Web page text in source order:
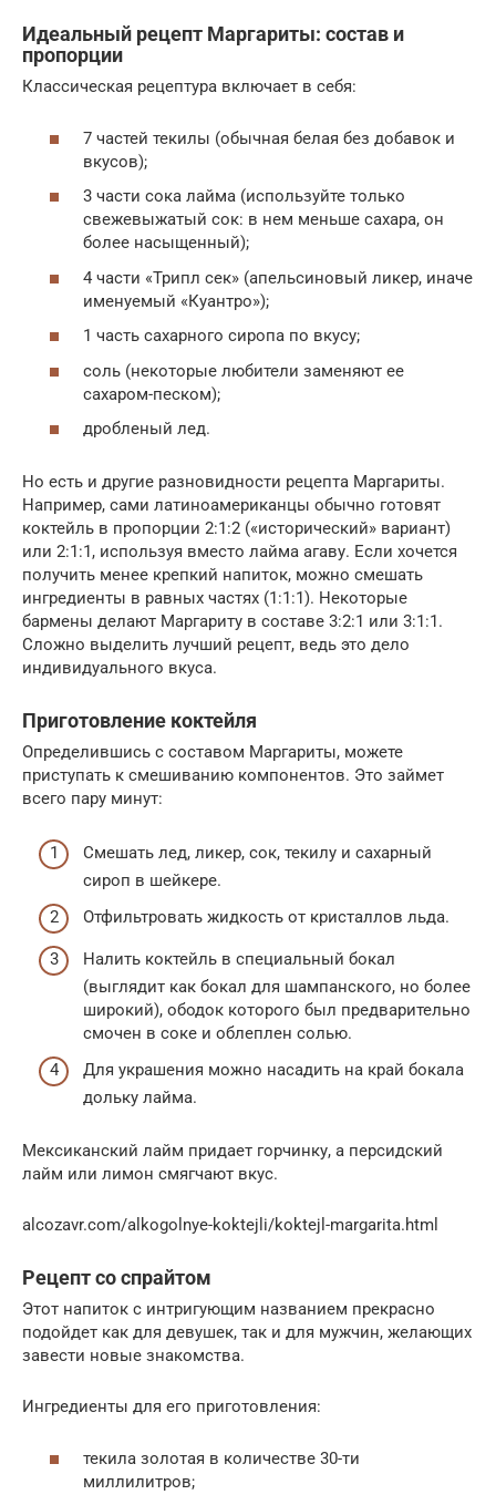
Идеальный рецепт Маргариты: состав и
пропорции
Классическая рецептура включает в себя:
7 частей текилы (обычная белая без добавок и
вкусов);
3 части сока лайма (используйте только
свежевыжатый сок: в нем меньше сахара, он
более насыщенный);
4 части «Трипл сек» (апельсиновый ликер, иначе
именуемый «Куантро»);
1 часть сахарного сиропа по вкусу;
соль (некоторые любители заменяют ее
сахаром-песком);
дробленый лед.
Но есть и другие разновидности рецепта Маргариты.
Например, сами латиноамериканцы обычно готовят
коктейль в пропорции 2:1:2 («исторический» вариант)
или 2:1:1, используя вместо лайма агаву. Если хочется
получить менее крепкий напиток, можно смешать
ингредиенты в равных частях (1:1:1). Некоторые
бармены делают Маргариту в составе 3:2:1 или 3:1:1.
Сложно выделить лучший рецепт, ведь это дело
индивидуального вкуса.
Приготовление коктейля
Определившись с составом Маргариты, можете
приступать к смешиванию компонентов. Это займет
всего пару минут:
Смешать лед, ликер, сок, текилу и сахарный
сироп в шейкере.
Отфильтровать жидкость от кристаллов льда.
Налить коктейль в специальный бокал
(выглядит как бокал для шампанского, но более
широкий), ободок которого был предварительно
смочен в соке и облеплен солью.
Для украшения можно насадить на край бокала
дольку лайма.
Мексиканский лайм придает горчинку, а персидский
лайм или лимон смягчают вкус.
alcozavr.com/alkogolnye-koktejli/koktejl-margarita.html
Рецепт со спрайтом
Этот напиток с интригующим названием прекрасно
подойдет как для девушек, так и для мужчин, желающих
завести новые знакомства.
Ингредиенты для его приготовления:
текила золотая в количестве 30-ти
миллилитров;